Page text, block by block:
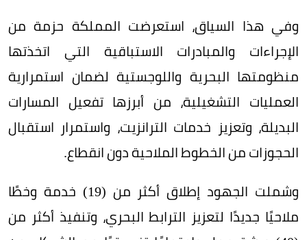
وفي هذا السياق، استعرضت المملكة حزمة من
الإجراءات والمبادرات الاستباقية التي اتخذتها
منظومتها البحرية واللوجستية لضمان استمرارية
العمليات التشغيلية، من أبرزها تفعيل المسارات
البديلة، وتعزيز خدمات الترانزيت، واستمرار استقبال
الحجوزات من الخطوط الملاحية دون انقطاع.
وشملت الجهود إطلاق أكثر من (19) خدمة وخطًا
ملاحيًا جديدًا لتعزيز الترابط البحري، وتنفيذ أكثر من